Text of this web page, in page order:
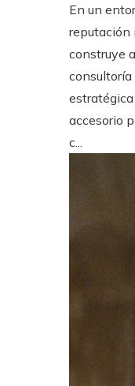
En un
reputación
construye
estratégica
accesorio
c...